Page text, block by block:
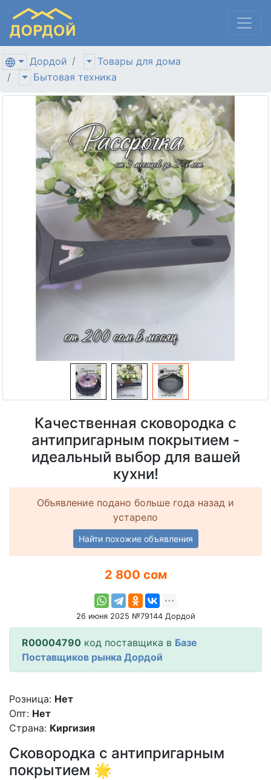
Дордой
Товары для дома
Бытовая техника
Качественная сковородка с
антипригарным покрытием -
идеальный выбор для вашей
кухни!
Объявление подано больше года назад и
устарело
Найти похожие объявления
2 800 сом
26 июня 2025 №79144 Дордой
R00004790 код поставщика в Базе
Поставщиков рынка Дордой
Розница: Нет
Опт: Нет
Страна: Киргизия
Сковородка с антипригарным
покрытием 🌟